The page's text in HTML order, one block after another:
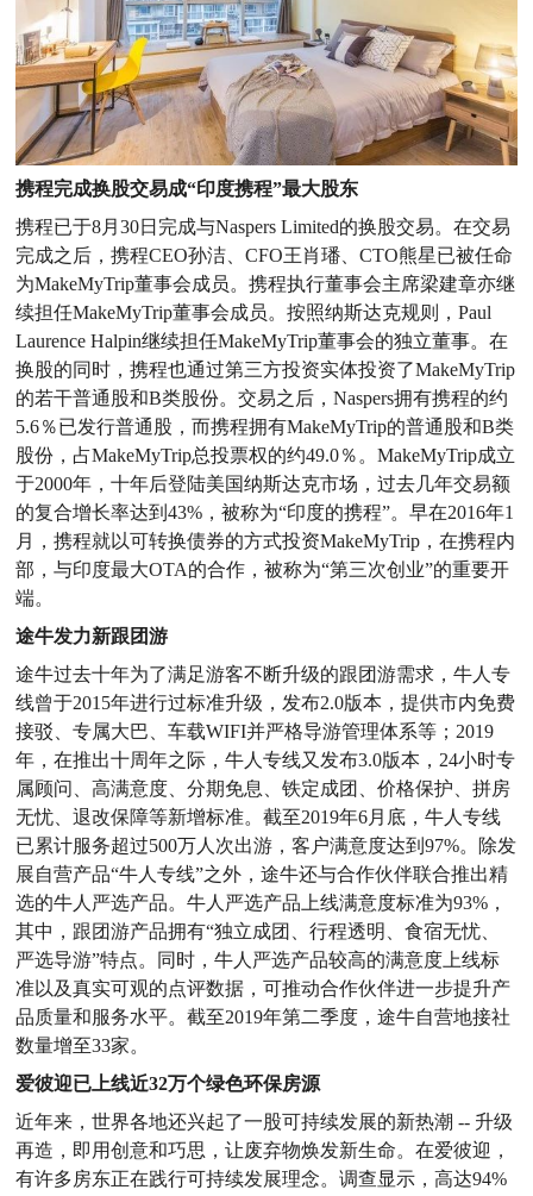
携程完成换股交易成“印度携程”最大股东
携程已于8月30日完成与Naspers Limited的换股交易。在交易
完成之后，携程CEO孙洁、CFO王肖璠、CTO熊星已被任命
为MakeMyTrip董事会成员。携程执行董事会主席梁建章亦继
续担任MakeMyTrip董事会成员。按照纳斯达克规则，Paul
Laurence Halpin继续担任MakeMyTrip董事会的独立董事。在
换股的同时，携程也通过第三方投资实体投资了MakeMyTrip
的若干普通股和B类股份。交易之后，Naspers拥有携程的约
5.6％已发行普通股，而携程拥有MakeMyTrip的普通股和B类
股份，占MakeMyTrip总投票权的约49.0％。MakeMyTrip成立
于2000年，十年后登陆美国纳斯达克市场，过去几年交易额
的复合增长率达到43%，被称为“印度的携程”。早在2016年1
月，携程就以可转换债券的方式投资MakeMyTrip，在携程内
部，与印度最大OTA的合作，被称为“第三次创业”的重要开
端。
途牛发力新跟团游
途牛过去十年为了满足游客不断升级的跟团游需求，牛人专
线曾于2015年进行过标准升级，发布2.0版本，提供市内免费
接驳、专属大巴、车载WIFI并严格导游管理体系等；2019
年，在推出十周年之际，牛人专线又发布3.0版本，24小时专
属顾问、高满意度、分期免息、铁定成团、价格保护、拼房
无忧、退改保障等新增标准。截至2019年6月底，牛人专线
已累计服务超过500万人次出游，客户满意度达到97%。除发
展自营产品“牛人专线”之外，途牛还与合作伙伴联合推出精
选的牛人严选产品。牛人严选产品上线满意度标准为93%，
其中，跟团游产品拥有“独立成团、行程透明、食宿无忧、
严选导游”特点。同时，牛人严选产品较高的满意度上线标
准以及真实可观的点评数据，可推动合作伙伴进一步提升产
品质量和服务水平。截至2019年第二季度，途牛自营地接社
数量增至33家。
爱彼迎已上线近32万个绿色环保房源
近年来，世界各地还兴起了一股可持续发展的新热潮 -- 升级
再造，即用创意和巧思，让废弃物焕发新生命。在爱彼迎，
有许多房东正在践行可持续发展理念。调查显示，高达94%